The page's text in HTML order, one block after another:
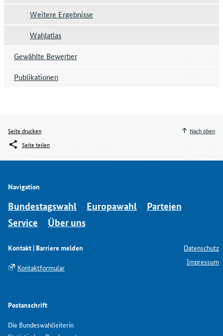
Weitere Ergebnisse
Wahlatlas
Gewählte Bewerber
Publikationen
Seite drucken
Seite teilen
Nach oben
Navigation
Bundestagswahl Europawahl
Parteien
Service
Über uns
Kontakt | Barriere melden
Kontaktformular
Postanschrift
Die Bundeswahlleiterin
Datenschutz
Impressum